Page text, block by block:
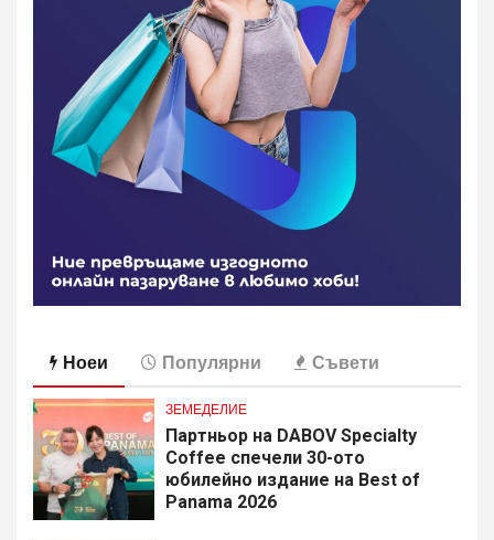
Ноеи Популярни Съвети
ЗЕМЕДЕЛИЕ
Партньор на DABOV Specialty
Coffee спечели 30-ото
юбилейно издание на Best of
Panama 2026